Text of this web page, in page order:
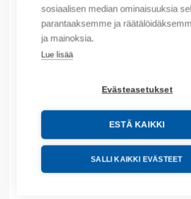
sosiaalisen median ominaisuuksia
parantaaksemme ja
ja mainoksia.
Lue lisää
Evästeasetukset
ESTÄ KAIKKI
SALLI KAIKKI EVÄSTEET
Tuotekoodit
Product order number: 372250D
Tuotteen tullikoodi: 85359000
EAN: 4013364119154